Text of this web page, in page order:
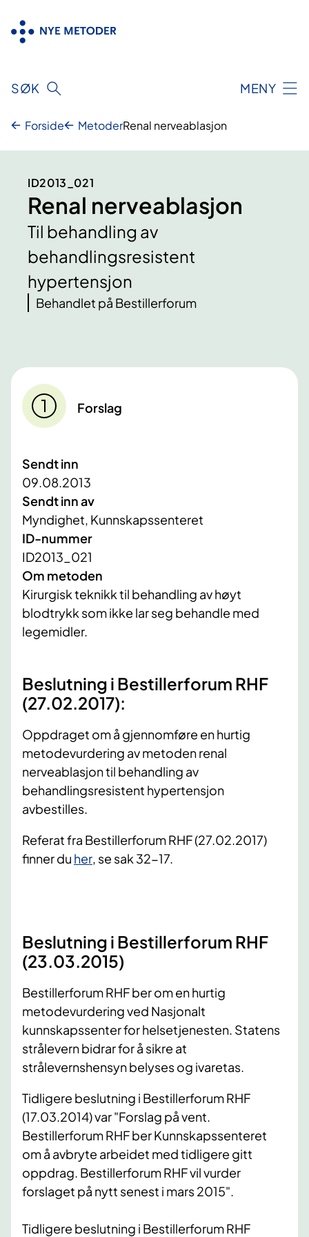
innhold
SØK MENY
Forside MetoderRenal nerveablasjon
ID2013_021
Renal nerveablasjon
Til behandling av
behandlingsresistent
hypertensjon
Behandlet på Bestillerforum
Forslag
Sendt inn
09.08.2013
Sendt inn av
Myndighet, Kunnskapssenteret
ID-nummer
ID2013_021
Om metoden
Kirurgisk teknikk til behandling av høyt
blodtrykk som ikke lar seg behandle med
legemidler.
Beslutning i Bestillerforum RHF
(27.02.2017):
Oppdraget om å gjennomføre en hurtig
metodevurdering av metoden renal
nerveablasjon til behandling av
behandlingsresistent hypertensjon
avbestilles.
Referat fra Bestillerforum RHF (27.02.2017)
finner du her , se sak 32-17.
Beslutning i Bestillerforum RHF
(23.03.2015)
Bestillerforum RHF ber om en hurtig
metodevurdering ved Nasjonalt
kunnskapssenter for helsetjenesten. Statens
strålevern bidrar for å sikre at
strålevernshensyn belyses og ivaretas.
Tidligere beslutning i Bestillerforum RHF
(17.03.2014) var "Forslag på vent.
Bestillerforum RHF ber Kunnskapssenteret
om å avbryte arbeidet med tidligere gitt
oppdrag. Bestillerforum RHF vil vurder
forslaget på nytt senest i mars 2015".
Tidligere beslutning i Bestillerforum RHF